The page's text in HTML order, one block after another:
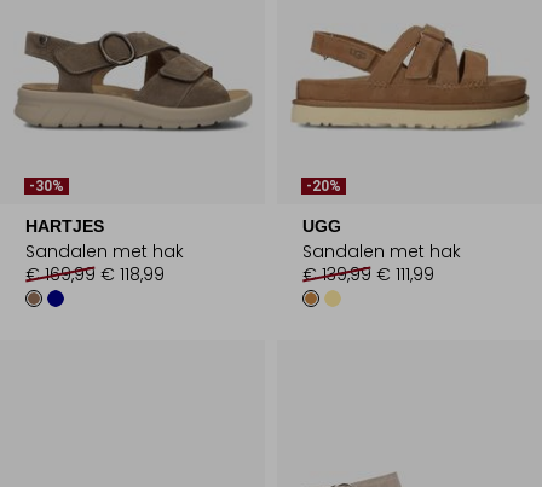
-30%
HARTJES
Sandalen met hak
€ 169,99 € 118,99
-20%
UGG
Sandalen met hak
€ 139,99 € 111,99